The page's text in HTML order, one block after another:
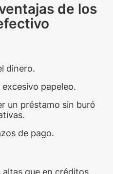
de los
dinero.
papeleo.
un préstamo sin buró
de pago.
altas que en créditos